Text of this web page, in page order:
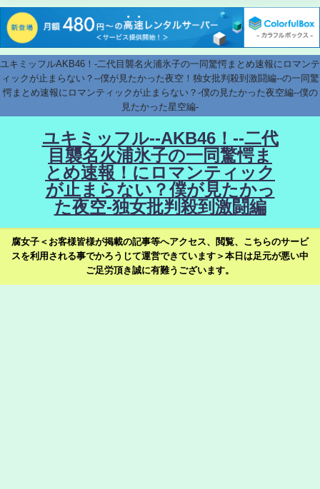
ユキミッフルAKB46！-二代目襲名火浦氷子の一同驚愕まとめ速報にロマンテ
ィックが止まらない？--僕が見たかった夜空！独女批判殺到激闘編--の一同驚
愕まとめ速報にロマンティックが止まらない？-僕の見たかった夜空編--僕の
見たかった星空編-
ユキミッフル--AKB46！--二代
目襲名火浦氷子の一同驚愕ま
とめ速報！にロマンティック
が止まらない？僕が見たかっ
た夜空-独女批判殺到激闘編
腐女子＜お客様皆様が掲載の記事等へアクセス、閲覧、こちらのサービ
スを利用される事でかろうじて運営できています＞本日は足元が悪い中
ご足労頂き誠に有難うございます。